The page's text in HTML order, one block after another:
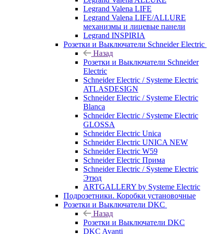
Legrand Valena LIFE
Legrand Valena LIFE/ALLURE
механизмы и лицевые панели
Legrand INSPIRIA
Розетки и Выключатели Schneider Electric
Назад
Розетки и Выключатели Schneider
Electric
Schneider Electric / Systeme Electric
ATLASDESIGN
Schneider Electric / Systeme Electric
Blanca
Schneider Electric / Systeme Electric
GLOSSA
Schneider Electric Unica
Schneider Electric UNICA NEW
Schneider Electric W59
Schneider Electric Прима
Schneider Electric / Systeme Electric
Этюд
ARTGALLERY by Systeme Electric
Подрозетники. Коробки установочные
Розетки и Выключатели DKC
Назад
Розетки и Выключатели DKC
DKC Avanti